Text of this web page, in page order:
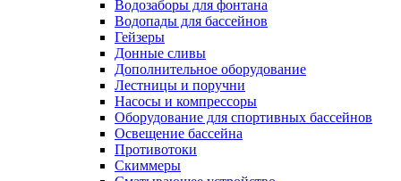
Водозаборы для фонтана
Водопады для бассейнов
Гейзеры
Донные сливы
Дополнительное оборудование
Лестницы и поручни
Насосы и компрессоры
Оборудование для спортивных бассейнов
Освещение бассейна
Противотоки
Скиммеры